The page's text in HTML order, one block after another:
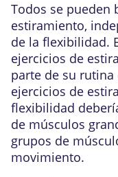
Todos se pueden
estiramiento,
de la flexibilidad.
ejercicios de
parte de su
ejercicios de
flexibilidad
de músculos
grupos de
movimiento.